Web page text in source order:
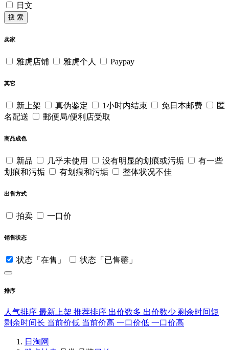
日文
搜 索
卖家
雅虎店铺 雅虎个人 Paypay
其它
新上架 真伪鉴定 1小时内结束 免日本邮费
匿
名配送
郵便局/便利店受取
商品成色
新品 几乎未使用 没有明显的划痕或污垢
有一些
划痕和污垢
有划痕和污垢 整体状况不佳
出售方式
拍卖 一口价
销售状态
状态「在售」 状态「已售罄」
排序
人气排序 最新上架 推荐排序 出价数多 出价数少 剩余时间短
剩余时间长 当前价低 当前价高 一口价低 一口价高
日淘网